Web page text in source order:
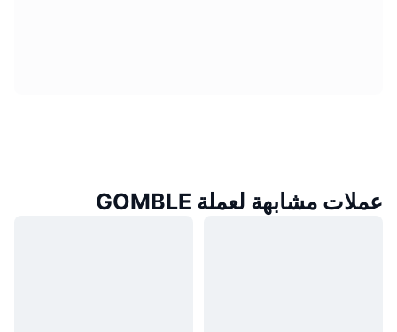
عملات مشابهة لعملة GOMBLE